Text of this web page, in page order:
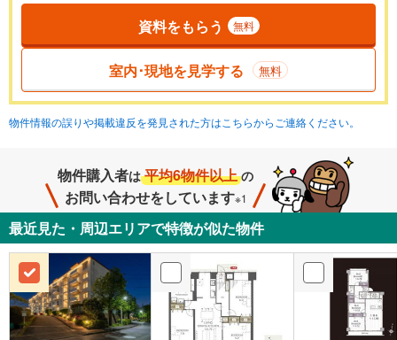
資料をもらう 無料
室内･現地を見学する 無料
物件情報の誤りや掲載違反を発見された方はこちらからご連絡ください。
物件購入者は 平均6物件以上 の
お問い合わせをしています※1
最近見た・周辺エリアで特徴が似た物件